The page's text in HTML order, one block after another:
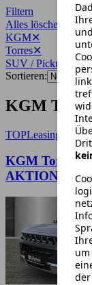
Filtern
Alles löschen
KGM✕
Torres✕
SUV / Pickup
Sortieren:
KGM
TOPLeasing
KGM Torres
AKTION*